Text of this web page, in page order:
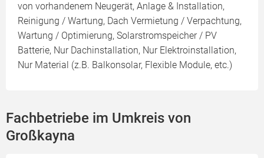
von vorhandenem Neugerät, Anlage & Installation,
Reinigung / Wartung, Dach Vermietung / Verpachtung,
Wartung / Optimierung, Solarstromspeicher / PV
Batterie, Nur Dachinstallation, Nur Elektroinstallation,
Nur Material (z.B. Balkonsolar, Flexible Module, etc.)
Fachbetriebe im Umkreis von
Großkayna